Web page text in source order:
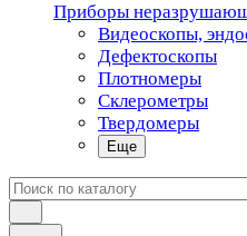
Приборы
Видеоскопы,
Дефектоскопы
Плотномеры
Склерометры
Твердомеры
Еще